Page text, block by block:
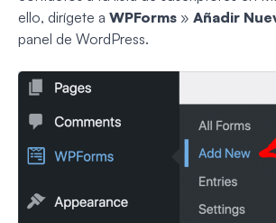
ello, dirígete a WPForms » Añadir
panel de WordPress.